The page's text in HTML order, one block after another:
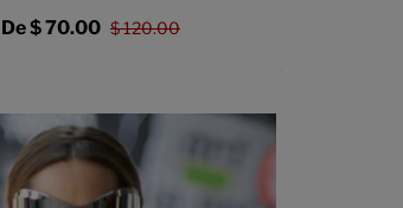
De$ 70.00 $ 120.00